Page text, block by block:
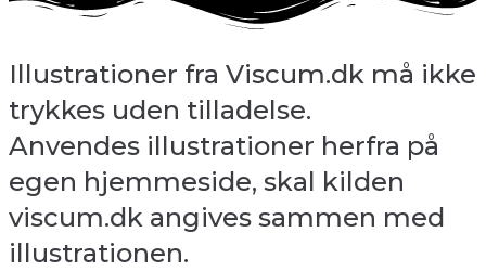
Illustrationer fra Viscum.dk må ikke
trykkes uden tilladelse.
Anvendes illustrationer herfra på
egen hjemmeside, skal kilden
viscum.dk angives sammen med
illustrationen.